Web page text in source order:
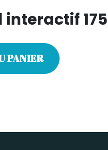
interactif
PANIER